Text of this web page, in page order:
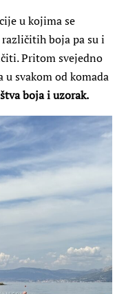
u kojima se
boja pa su i
Pritom svejedno
svakom od komada
boja i uzorak.